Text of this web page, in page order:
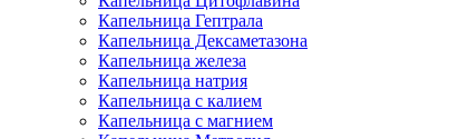
Капельница Гептрала
Капельница Дексаметазона
Капельница железа
Капельница натрия
Капельница с калием
Капельница с магнием